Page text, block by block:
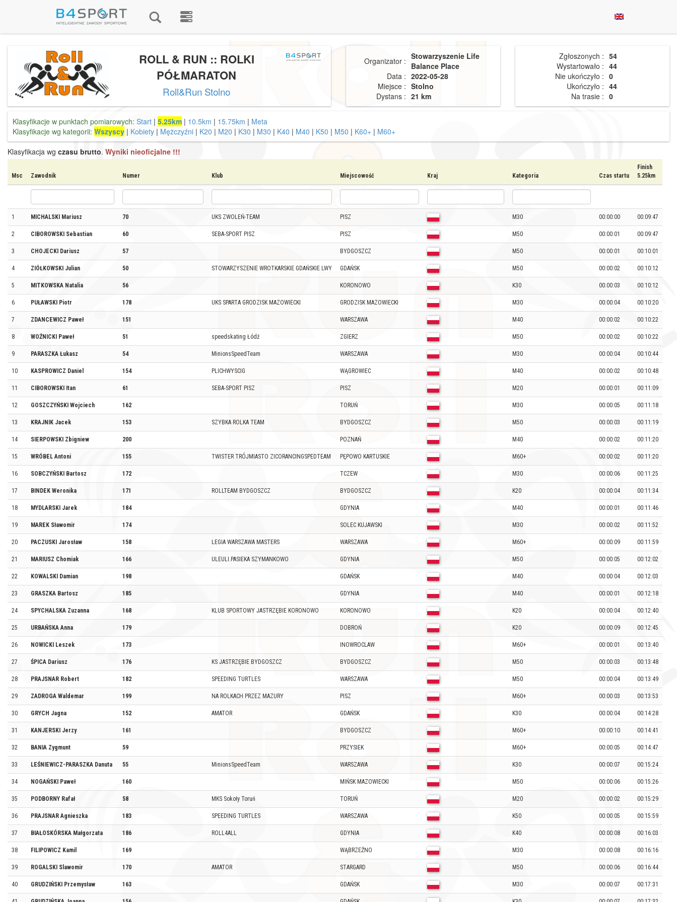
ROLL & RUN :: ROLKI
PÓŁMARATON
Roll&Run Stolno
Organizator : Stowarzyszenie Life
Balance Place
Data : 2022-05-28
Miejsce : Stolno
Dystans : 21 km
Zgłoszonych : 54
Wystartowało : 44
Nie ukończyło : 0
Ukończyło : 44
Na trasie : 0
Klasyfikacje w punktach pomiarowych: Start | 5.25km | 10.5km | 15.75km | Meta
Klasyfikacje wg kategorii: Wszyscy | Kobiety | Mężczyźni | K20 | M20 | K30 | M30 | K40 | M40 | K50 | M50 | K60+ | M60+
Klasyfikacja wg czasu brutto. Wyniki nieoficjalne !!!
Msc Zawodnik Numer Klub Miejscowość Kraj Kategoria Czas startu
Finish
5.25km
1 MICHALSKI Mariusz 70 UKS ZWOLEŃ-TEAM PISZ M30 00:00:00 00:09:47
2 CIBOROWSKI Sebastian 60 SEBA-SPORT PISZ PISZ M50 00:00:01 00:09:47
3 CHOJECKI Dariusz 57 BYDGOSZCZ M50 00:00:01 00:10:01
4 ZIÓŁKOWSKI Julian 50 STOWARZYSZENIE WROTKARSKIE GDAŃSKIE LWY GDAŃSK M50 00:00:02 00:10:12
5 MITKOWSKA Natalia 56 KORONOWO K30 00:00:03 00:10:12
6 PUŁAWSKI Piotr 178 UKS SPARTA GRODZISK MAZOWIECKI GRODZISK MAZOWIECKI M30 00:00:04 00:10:20
7 ZDANCEWICZ Paweł 151 WARSZAWA M40 00:00:02 00:10:22
8 WOŹNICKI Paweł 51 speedskating Łódź ZGIERZ M50 00:00:02 00:10:22
9 PARASZKA Łukasz 54 MinionsSpeedTeam WARSZAWA M30 00:00:04 00:10:44
10 KASPROWICZ Daniel 154 PLICHWYSCIG WĄGROWIEC M40 00:00:02 00:10:48
11 CIBOROWSKI Itan 61 SEBA-SPORT PISZ PISZ M20 00:00:01 00:11:09
12 GOSZCZYŃSKI Wojciech 162 TORUŃ M30 00:00:05 00:11:18
13 KRAJNIK Jacek 153 SZYBKA ROLKA TEAM BYDGOSZCZ M50 00:00:03 00:11:19
14 SIERPOWSKI Zbigniew 200 POZNAŃ M40 00:00:02 00:11:20
15 WRÓBEL Antoni 155 TWISTER TRÓJMIASTO ZICORANCINGSPEDTEAM PĘPOWO KARTUSKIE M60+ 00:00:02 00:11:20
16 SOBCZYŃSKI Bartosz 172 TCZEW M30 00:00:06 00:11:25
17 BINDEK Weronika 171 ROLLTEAM BYDGOSZCZ BYDGOSZCZ K20 00:00:04 00:11:34
18 MYDLARSKI Jarek 184 GDYNIA M40 00:00:01 00:11:46
19 MAREK Sławomir 174 SOLEC KUJAWSKI M30 00:00:02 00:11:52
20 PACZUSKI Jarosław 158 LEGIA WARSZAWA MASTERS WARSZAWA M60+ 00:00:09 00:11:59
21 MARIUSZ Chomiak 166 ULEULI.PASIEKA SZYMANKOWO GDYNIA M50 00:00:05 00:12:02
22 KOWALSKI Damian 198 GDAŃSK M40 00:00:04 00:12:03
23 GRASZKA Bartosz 185 GDYNIA M40 00:00:01 00:12:18
24 SPYCHALSKA Zuzanna 168 KLUB SPORTOWY JASTRZĘBIE KORONOWO KORONOWO K20 00:00:04 00:12:40
25 URBAŃSKA Anna 179 DOBROŃ K20 00:00:09 00:12:45
26 NOWICKI Leszek 173 INOWROCLAW M60+ 00:00:01 00:13:40
27 ŚPICA Dariusz 176 KS JASTRZĘBIE BYDGOSZCZ BYDGOSZCZ M50 00:00:03 00:13:48
28 PRAJSNAR Robert 182 SPEEDING TURTLES WARSZAWA M50 00:00:04 00:13:49
29 ZADROGA Waldemar 199 NA ROLKACH PRZEZ MAZURY PISZ M60+ 00:00:03 00:13:53
30 GRYCH Jagna 152 AMATOR GDAŃSK K30 00:00:04 00:14:28
31 KANJERSKI Jerzy 161 BYDGOSZCZ M60+ 00:00:10 00:14:41
32 BANIA Zygmunt 59 PRZYSIEK M60+ 00:00:05 00:14:47
33 LEŚNIEWICZ-PARASZKA Danuta 55 MinionsSpeedTeam WARSZAWA K30 00:00:07 00:15:24
34 NOGAŃSKI Paweł 160 MIŃSK MAZOWIECKI M50 00:00:06 00:15:26
35 PODBORNY Rafał 58 MKS Sokoły Toruń TORUŃ M20 00:00:02 00:15:29
36 PRAJSNAR Agnieszka 183 SPEEDING TURTLES WARSZAWA K50 00:00:05 00:15:59
37 BIAŁOSKÓRSKA Małgorzata 186 ROLL4ALL GDYNIA K40 00:00:08 00:16:03
38 FILIPOWICZ Kamil 169 WĄBRZEŹNO M30 00:00:08 00:16:16
39 ROGALSKI Slawomir 170 AMATOR STARGARD M50 00:00:06 00:16:44
40 GRUDZIŃSKI Przemysław 163 GDAŃSK M30 00:00:07 00:17:31